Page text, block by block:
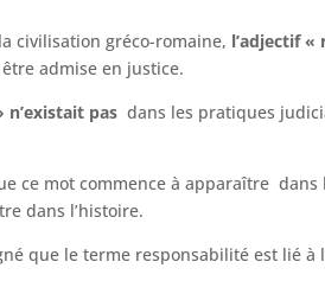
civilisation gréco-romaine, l’adjectif «
admise en justice.
n’existait pas dans les pratiques
ce mot commence à apparaître
dans l’histoire.
que le terme responsabilité est lié